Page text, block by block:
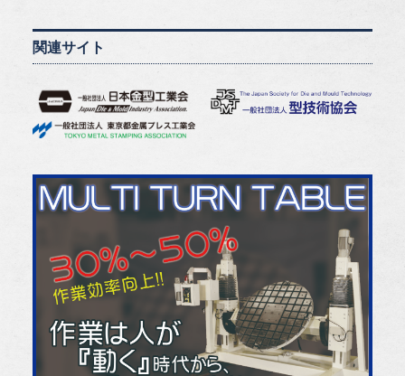
関連サイト